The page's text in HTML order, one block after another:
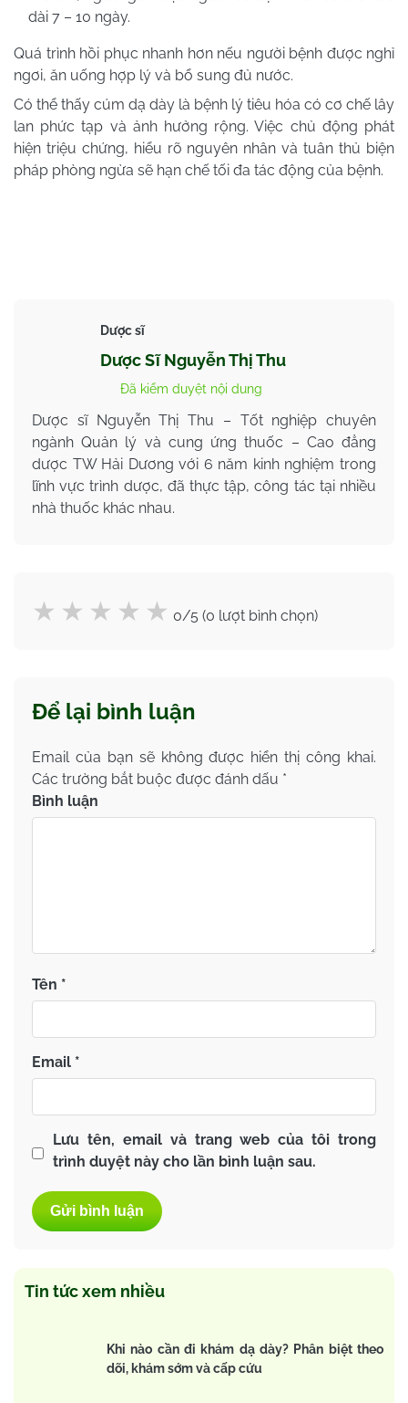
dài 7 – 10 ngày.
Quá trình hồi phục nhanh hơn nếu người bệnh được nghỉ
ngơi, ăn uống hợp lý và bổ sung đủ nước.
Có thể thấy cúm dạ dày là bệnh lý tiêu hóa có cơ chế lây
lan phức tạp và ảnh hưởng rộng. Việc chủ động phát
hiện triệu chứng, hiểu rõ nguyên nhân và tuân thủ biện
pháp phòng ngừa sẽ hạn chế tối đa tác động của bệnh.
Dược sĩ
Dược Sĩ Nguyễn Thị Thu
Đã kiểm duyệt nội dung
Dược sĩ Nguyễn Thị Thu – Tốt nghiệp chuyên
ngành Quản lý và cung ứng thuốc – Cao đẳng
dược TW Hải Dương với 6 năm kinh nghiệm trong
lĩnh vực trình dược, đã thực tập, công tác tại nhiều
nhà thuốc khác nhau.
0/5 (0 lượt bình chọn)
Để lại bình luận
Email của bạn sẽ không được hiển thị công khai.
Các trường bắt buộc được đánh dấu *
Bình luận
Tên *
Email *
Lưu tên, email và trang web của tôi trong
trình duyệt này cho lần bình luận sau.
Tin tức xem nhiều
Khi nào cần đi khám dạ dày? Phân biệt theo
dõi, khám sớm và cấp cứu